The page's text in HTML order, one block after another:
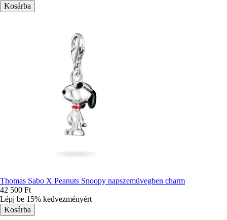
Thomas Sabo X Peanuts Snoopy napszemüvegben charm
42 500 Ft
Lépj be 15% kedvezményért